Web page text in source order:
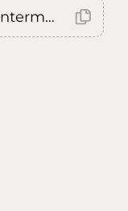
Error: (intermediate value)(intermediate value)(intermediate value).replaceAll is not a function